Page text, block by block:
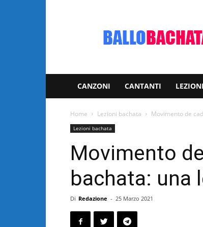
video
CANZONI CANTANTI LEZIONI
Home Lezioni bachata Movimento de
Lezioni bachata
Movimento
bachata: una
Di Redazione - 25 Marzo 2021